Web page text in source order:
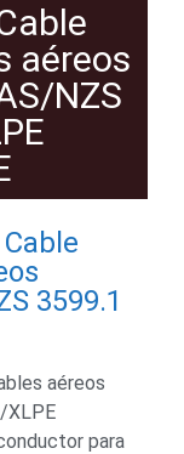
aéreos
NZS
3599.1
aéreos
XLPE
para